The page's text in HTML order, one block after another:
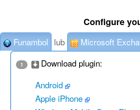
Configure
Funambol lub Microsoft
1
Download plugin:
Android
Apple iPhone